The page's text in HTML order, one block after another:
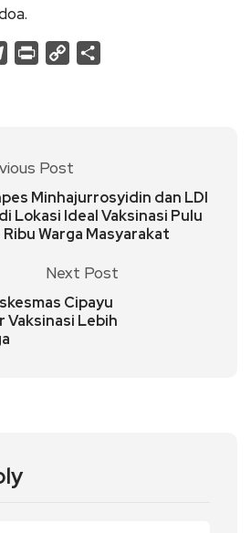
Telegram
Print
Copy
Post
Minhajurrosyidin dan LDI
Lokasi Ideal Vaksinasi Pulu
Ribu Warga Masyarakat
Next Post
Cipayu
Vaksinasi Lebih